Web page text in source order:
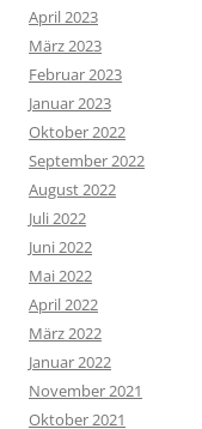
April 2023
März 2023
Februar 2023
Januar 2023
Oktober 2022
September 2022
August 2022
Juli 2022
Juni 2022
Mai 2022
April 2022
März 2022
Januar 2022
November 2021
Oktober 2021